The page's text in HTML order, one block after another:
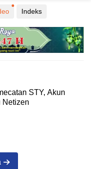
Indeks
STY, Akun
Netizen